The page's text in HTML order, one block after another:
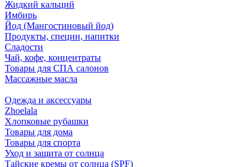
Жидкий кальций
Имбирь
Йод (Мангостиновый йод)
Продукты, специи, напитки
Сладости
Чай, кофе, концентраты
Товары для СПА салонов
Массажные масла
Одежда и аксессуары
Zhoelala
Хлопковые рубашки
Товары для дома
Товары для спорта
Уход и защита от солнца
Тайские кремы от солнца (SPF)